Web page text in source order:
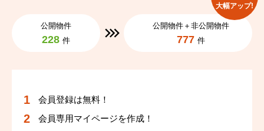
公開物件
228 件
公開物件＋非公開物件
777 件
大幅アップ!
会員登録は無料！
会員専用マイページを作成！